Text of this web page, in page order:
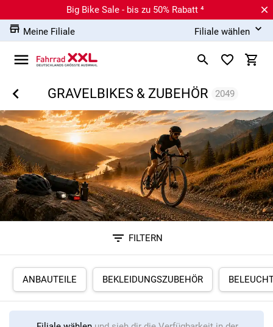
Big Bike Sale - bis zu 50% Rabatt ⁴
Meine Filiale
Filiale wählen
GRAVELBIKES & ZUBEHÖR 2049
ANBAUTEILE BEKLEIDUNGSZUBEHÖR
FILTERN
RELEVANZ
BESTSELLER ERSPARNIS IN %